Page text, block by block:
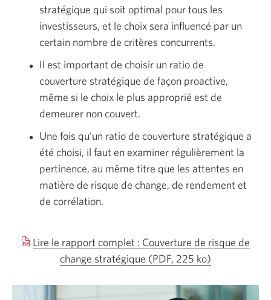
stratégique qui soit optimal pour tous les
investisseurs, et le choix sera influencé par un
certain nombre de critères concurrents.
Il est important de choisir un ratio de
couverture stratégique de façon proactive,
même si le choix le plus approprié est de
demeurer non couvert.
Une fois qu’un ratio de couverture stratégique a
été choisi, il faut en examiner régulièrement la
pertinence, au même titre que les attentes en
matière de risque de change, de rendement et
de corrélation.
Lire le rapport complet : Couverture de risque de
change stratégique (PDF, 225 ko)
fenêtre